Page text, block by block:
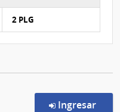
2 PLG
Ingresar